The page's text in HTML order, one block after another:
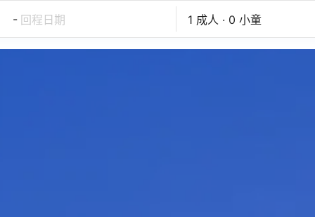
- 回程日期 1 成人 · 0 小童